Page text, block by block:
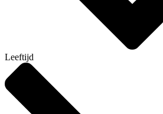
Leeftijd